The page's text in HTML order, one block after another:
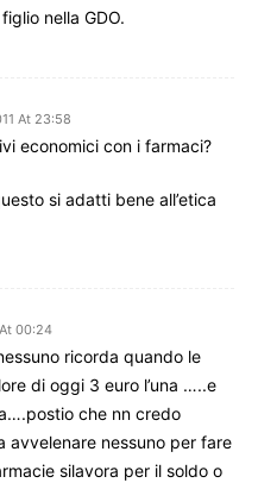
nella GDO.
At 23:58
economici con i farmaci?
si adatti bene all’etica
00:24
ricorda quando le
di oggi 3 euro l’una …..e
che nn credo
avvelenare nessuno per fare
silavora per il soldo o